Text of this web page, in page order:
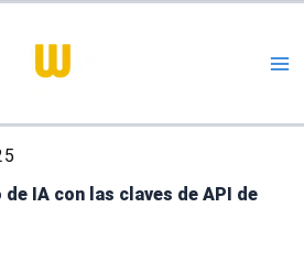
IA con las claves de API de